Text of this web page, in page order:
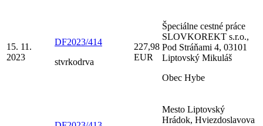
15. 11.
2023
DF2023/414
stvrkodrva
227,98
EUR
Špeciálne cestné práce
SLOVKOREKT s.r.o.,
Pod Stráňami 4, 03101
Liptovský Mikuláš
Obec Hybe
Mesto Liptovský
Hrádok, Hviezdoslavova